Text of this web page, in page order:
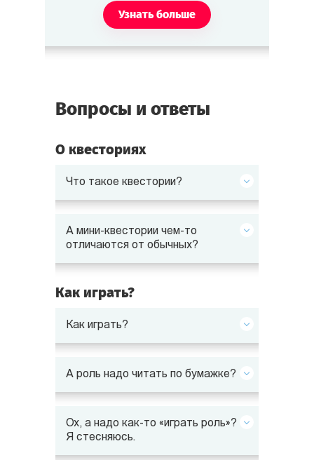
Узнать больше
Вопросы и ответы
О квесториях
Что такое квестории?
А мини-квестории чем-то
отличаются от обычных?
Как играть?
Как играть?
А роль надо читать по бумажке?
Ох, а надо как-то «играть роль»?
Я стесняюсь.